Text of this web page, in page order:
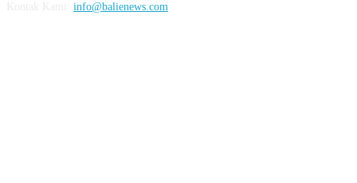
info@balienews.com